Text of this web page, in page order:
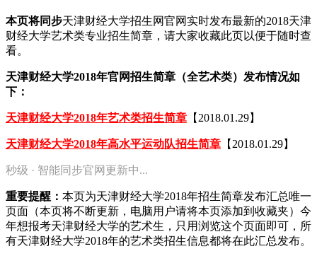
本页将同步天津财经大学招生网官网实时发布最新的2018天津
财经大学艺术类专业招生简章，请大家收藏此页以便于随时查
看。
天津财经大学2018年官网招生简章（全艺术类）发布情况如
下：
天津财经大学2018年艺术类招生简章 【2018.01.29】
天津财经大学2018年高水平运动队招生简章 【2018.01.29】
秒级 · 智能同步官网更新中...
重要提醒： 本页为天津财经大学2018年招生简章发布汇总唯一
页面（本页将不断更新，电脑用户请将本页添加到收藏夹）今
年想报考天津财经大学的艺术生，只用浏览这个页面即可，所
有天津财经大学2018年的艺术类招生信息都将在此汇总发布。